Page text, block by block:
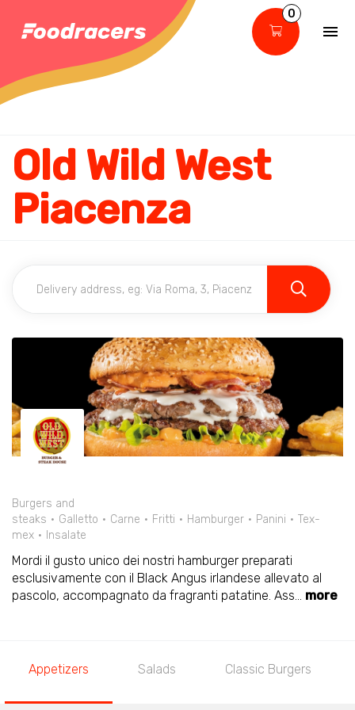
0
Old Wild West
Piacenza
Burgers and
steaks
Galletto Carne Fritti Hamburger Panini
Tex-
mex
Insalate
Mordi il gusto unico dei nostri hamburger preparati
esclusivamente con il Black Angus irlandese allevato al
pascolo, accompagnato da fragranti patatine. Ass... more
Appetizers Salads Classic Burgers